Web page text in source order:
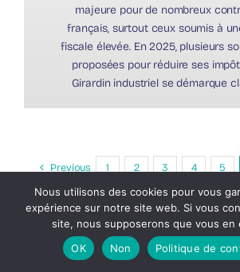
majeure pour de nombreux
français, surtout ceux soumis à
fiscale élevée. En 2025, plusieurs
proposées pour réduire ses
Girardin industriel se démarque
Previous 1 2 3 4 5
Nous utilisons des cookies pour vous
expérience sur notre site web. Si vous
site, nous supposerons que vous en
OK
Non Politique de